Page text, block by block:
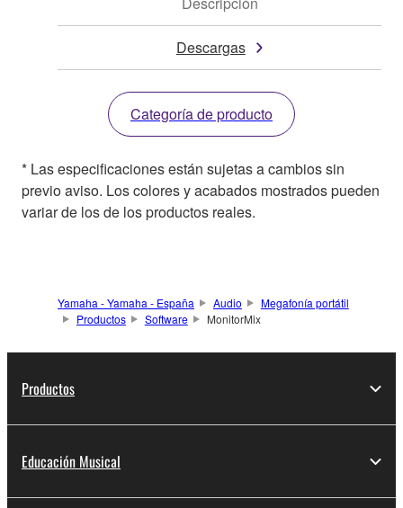
Descargas
Categoría de producto
* Las especificaciones están sujetas a cambios sin
previo aviso. Los colores y acabados mostrados pueden
variar de los de los productos reales.
Yamaha - Yamaha - España Audio
Megafonía portátil
Productos
Software MonitorMix
Productos
Educación Musical